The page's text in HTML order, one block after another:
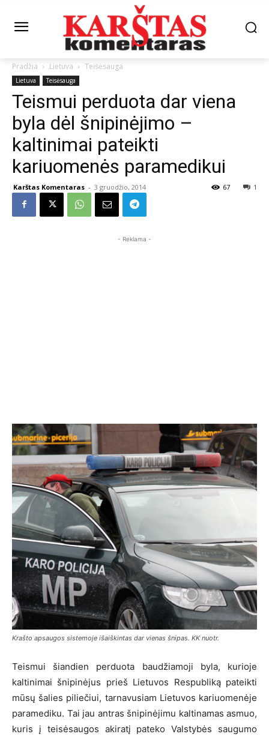
Pradžia Lietuva Teisėsauga
Lietuva Teisėsauga
Teismui perduota dar viena
byla dėl šnipinėjimo –
kaltinimai pateikti
kariuomenės paramedikui
Karštas Komentaras - 3 gruodžio, 2014 1
67
- Reklama -
Krašto apsaugos sistemoje išaiškintas dar vienas šnipas. KK nuotr.
Teismui šiandien perduota baudžiamoji byla, kurioje
kaltinimai šnipinėjus prieš Lietuvos Respubliką pateikti
mūsų šalies piliečiui, tarnavusiam Lietuvos kariuomenėje
paramediku. Tai jau antras šnipinėjimu kaltinamas asmuo,
kuris į teisėsaugos akiratį pateko Valstybės saugumo